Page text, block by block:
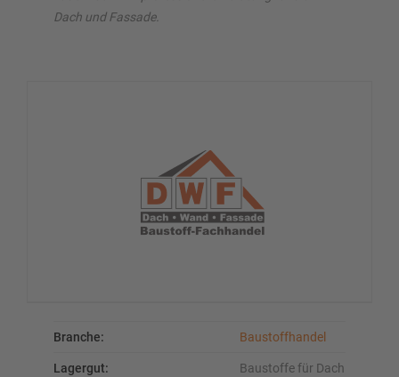
Dach und Fassade.
Branche: Baustoffhandel
Lagergut:
Baustoffe für Dach